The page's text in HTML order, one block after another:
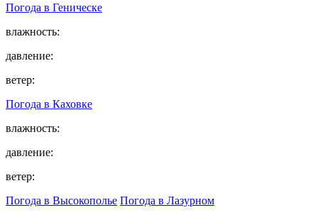
Погода в Геническе
влажность:
давление:
ветер:
Погода в Каховке
влажность:
давление:
ветер:
Погода в Высокополье Погода в Лазурном